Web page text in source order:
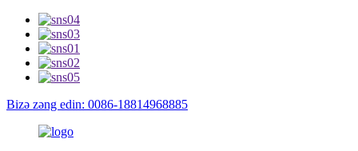
Bizə zəng edin: 0086-18814968885